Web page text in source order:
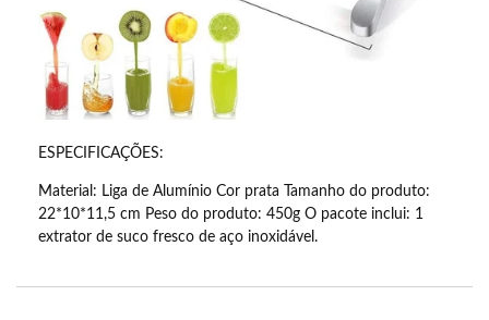
ESPECIFICAÇÕES:
Material: Liga de Alumínio Cor prata Tamanho do produto:
22*10*11,5 cm Peso do produto: 450g O pacote inclui: 1
extrator de suco fresco de aço inoxidável.